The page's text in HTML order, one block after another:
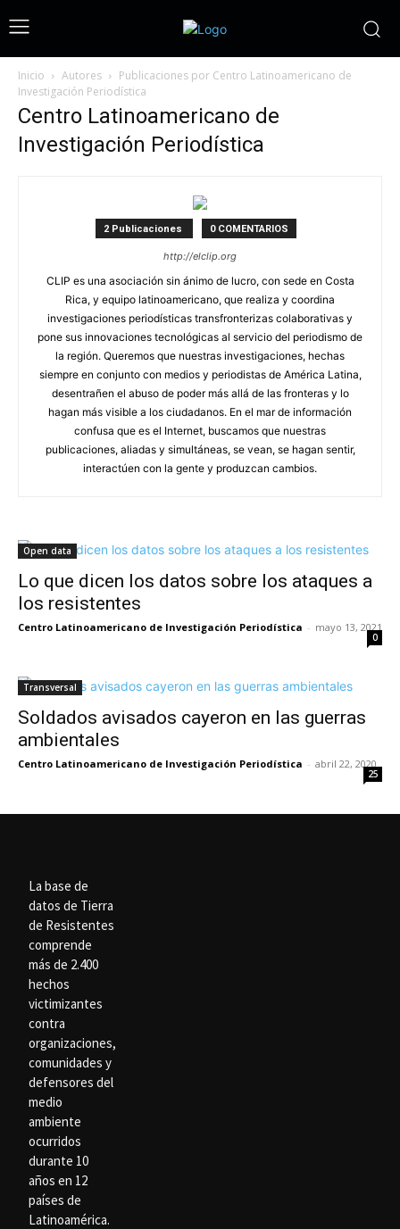
Inicio Autores
Publicaciones por Centro Latinoamericano de
Investigación Periodística
Centro Latinoamericano de
Investigación Periodística
2 Publicaciones 0 COMENTARIOS
http://elclip.org
CLIP es una asociación sin ánimo de lucro, con sede en Costa
Rica, y equipo latinoamericano, que realiza y coordina
investigaciones periodísticas transfronterizas colaborativas y
pone sus innovaciones tecnológicas al servicio del periodismo de
la región. Queremos que nuestras investigaciones, hechas
siempre en conjunto con medios y periodistas de América Latina,
desentrañen el abuso de poder más allá de las fronteras y lo
hagan más visible a los ciudadanos. En el mar de información
confusa que es el Internet, buscamos que nuestras
publicaciones, aliadas y simultáneas, se vean, se hagan sentir,
interactúen con la gente y produzcan cambios.
Open data
Lo que dicen los datos sobre los ataques a
los resistentes
Centro Latinoamericano de Investigación Periodística - mayo 13, 2021
0
Transversal
Soldados avisados cayeron en las guerras
ambientales
Centro Latinoamericano de Investigación Periodística - abril 22, 2020
25
La base de
datos de Tierra
de Resistentes
comprende
más de 2.400
hechos
victimizantes
contra
organizaciones,
comunidades y
defensores del
medio
ambiente
ocurridos
durante 10
años en 12
países de
Latinoamérica.